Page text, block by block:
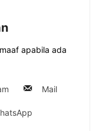
apabila ada
Mail